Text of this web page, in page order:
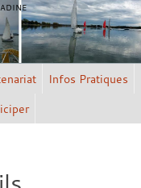
Infos Pratiques